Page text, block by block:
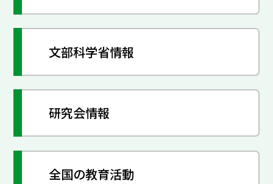
文部科学省情報
研究会情報
全国の教育活動